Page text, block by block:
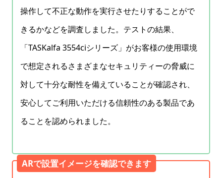
操作して不正な動作を実行させたりすることがで
きるかなどを調査しました。テストの結果、
「TASKalfa 3554ciシリーズ」がお客様の使用環境
で想定されるさまざまなセキュリティーの脅威に
対して十分な耐性を備えていることが確認され、
安心してご利用いただける信頼性のある製品であ
ることを認められました。
ARで設置イメージを確認できます